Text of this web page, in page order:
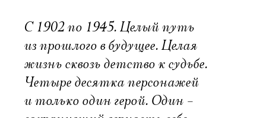
С 1902 по 1945. Целый путь
из прошлого в будущее. Целая
жизнь сквозь детство к судьбе.
Четыре десятка персонажей
и только один герой. Один –